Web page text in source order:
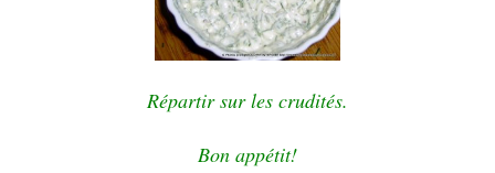
Répartir sur les crudités.
Bon appétit!